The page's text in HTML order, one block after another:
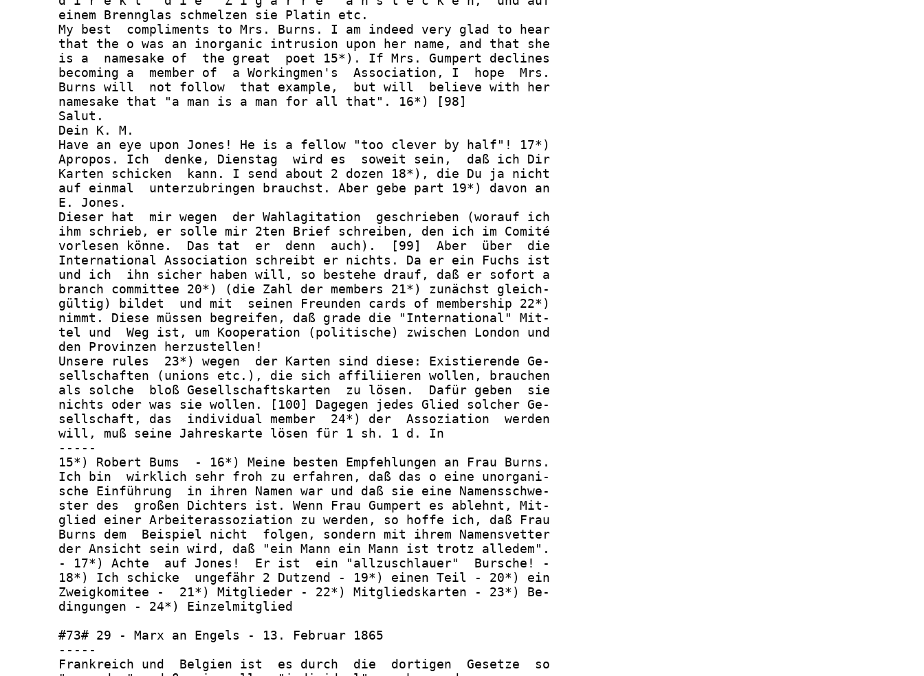
       einem Brennglas schmelzen sie Platin etc.
       My best  compliments to Mrs. Burns. I am indeed very glad to hear
       that the o was an inorganic intrusion upon her name, and that she
       is a  namesake of  the great  poet 15*). If Mrs. Gumpert declines
       becoming a  member of  a Workingmen's  Association, I  hope  Mrs.
       Burns will  not follow  that example,  but will  believe with her
       namesake that "a man is a man for all that". 16*) [98]
       Salut.
       Dein K. M.
       Have an eye upon Jones! He is a fellow "too clever by half"! 17*)
       Apropos. Ich  denke, Dienstag  wird es  soweit sein,  daß ich Dir
       Karten schicken  kann. I send about 2 dozen 18*), die Du ja nicht
       auf einmal  unterzubringen brauchst. Aber gebe part 19*) davon an
       E. Jones.
       Dieser hat  mir wegen  der Wahlagitation  geschrieben (worauf ich
       ihm schrieb, er solle mir 2ten Brief schreiben, den ich im Comité
       vorlesen könne.  Das tat  er  denn  auch).  [99]  Aber  über  die
       International Association schreibt er nichts. Da er ein Fuchs ist
       und ich  ihn sicher haben will, so bestehe drauf, daß er sofort a
       branch committee 20*) (die Zahl der members 21*) zunächst gleich-
       gültig) bildet  und mit  seinen Freunden cards of membership 22*)
       nimmt. Diese müssen begreifen, daß grade die "International" Mit-
       tel und  Weg ist, um Kooperation (politische) zwischen London und
       den Provinzen herzustellen!
       Unsere rules  23*) wegen  der Karten sind diese: Existierende Ge-
       sellschaften (unions etc.), die sich affiliieren wollen, brauchen
       als solche  bloß Gesellschaftskarten  zu lösen.  Dafür geben  sie
       nichts oder was sie wollen. [100] Dagegen jedes Glied solcher Ge-
       sellschaft, das  individual member  24*) der  Assoziation  werden
       will, muß seine Jahreskarte lösen für 1 sh. 1 d. In
       -----
       15*) Robert Bums  - 16*) Meine besten Empfehlungen an Frau Burns.
       Ich bin  wirklich sehr froh zu erfahren, daß das o eine unorgani-
       sche Einführung  in ihren Namen war und daß sie eine Namensschwe-
       ster des  großen Dichters ist. Wenn Frau Gumpert es ablehnt, Mit-
       glied einer Arbeiterassoziation zu werden, so hoffe ich, daß Frau
       Burns dem  Beispiel nicht  folgen, sondern mit ihrem Namensvetter
       der Ansicht sein wird, daß "ein Mann ein Mann ist trotz alledem".
       - 17*) Achte  auf Jones!  Er ist  ein "allzuschlauer"  Bursche! -
       18*) Ich schicke  ungefähr 2 Dutzend - 19*) einen Teil - 20*) ein
       Zweigkomitee -  21*) Mitglieder - 22*) Mitgliedskarten - 23*) Be-
       dingungen - 24*) Einzelmitglied
       #73# 29 - Marx an Engels - 13. Februar 1865
       -----
       Frankreich und  Belgien ist  es durch  die  dortigen  Gesetze  so